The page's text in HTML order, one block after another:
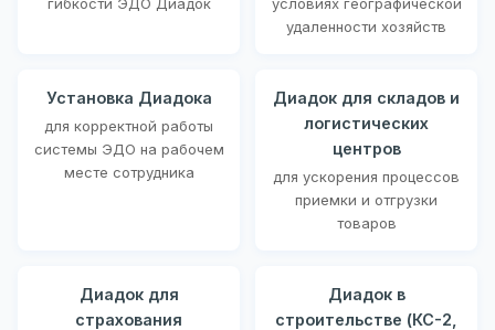
удаленности хозяйств
Установка Диадока
для корректной работы
системы ЭДО на рабочем
месте сотрудника
Диадок для складов и
логистических
центров
для ускорения процессов
приемки и отгрузки
товаров
Диадок для
страхования
Диадок в
строительстве (КС-2,